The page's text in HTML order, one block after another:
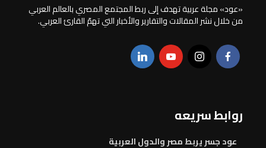
«عود» مجلة عربية تهدف إلى ربط المجتمع المصري بالعالم العربي
من خلال نشر المقالات والتقارير والأخبار التي تهمّ القارئ العربي.
روابط سريعه
عود جسر يربط مصر والدول العربية